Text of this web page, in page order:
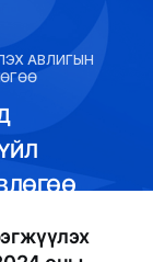
АВЛИГЫН